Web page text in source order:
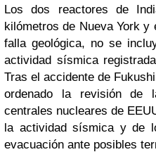
Los dos reactores de
kilómetros de Nueva York y
falla geológica, no se
actividad sísmica
Tras el accidente de
ordenado la revisión de
centrales nucleares de
la actividad sísmica y de
evacuación ante posibles